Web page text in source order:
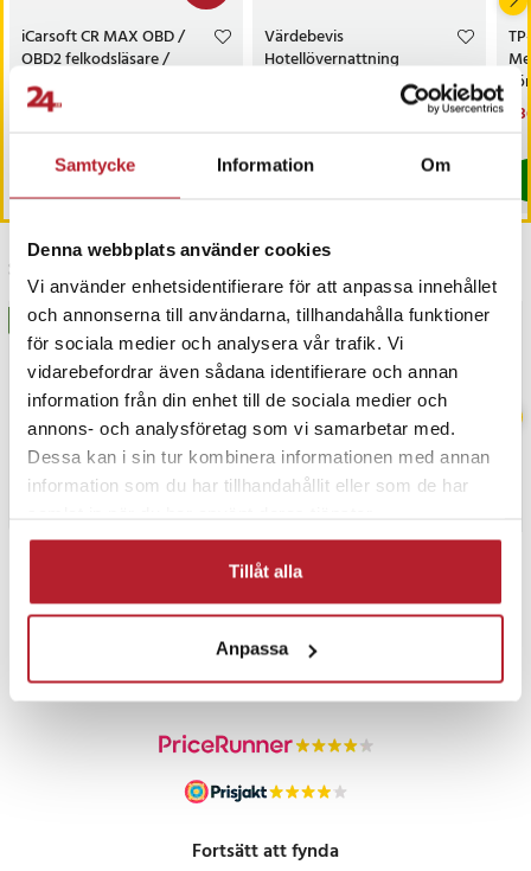
Samtycke Information Om
Denna webbplats använder cookies
Vi använder enhetsidentifierare för att anpassa innehållet
och annonserna till användarna, tillhandahålla funktioner
för sociala medier och analysera vår trafik. Vi
vidarebefordrar även sådana identifierare och annan
information från din enhet till de sociala medier och
annons- och analysföretag som vi samarbetar med.
Dessa kan i sin tur kombinera informationen med annan
information som du har tillhandahållit eller som de har
Tillåt alla
Anpassa
iCarsoft CR MAX OBD /
OBD2 felkodsläsare /
bildiagnosverktyg /
diagnosverktyg för bil
Nuvarande pris
3 698 kr
Köp
Värdebevis
Hotellövernattning
Senast besökta
BÄSTSÄLJARE
PRISGARANTI
UTFÖRSÄLJNING
Fortsätt att fynda